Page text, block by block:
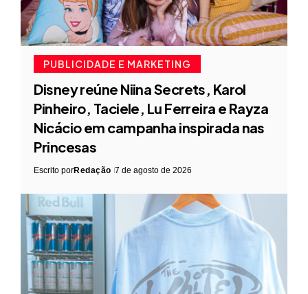
PUBLICIDADE E MARKETING
Disney reúne Niina Secrets, Karol
Pinheiro, Taciele, Lu Ferreira e Rayza
Nicácio em campanha inspirada nas
Princesas
Escrito porRedação 7 de agosto de 2026